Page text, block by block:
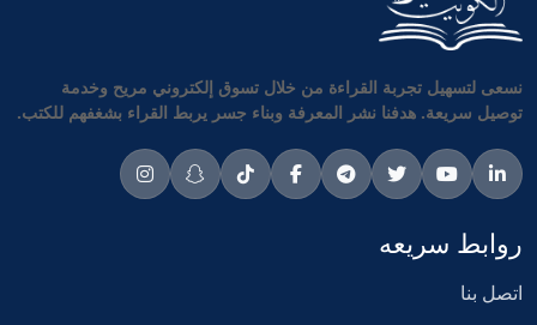
نسعى لتسهيل تجربة القراءة من خلال تسوق إلكتروني مريح وخدمة
توصيل سريعة. هدفنا نشر المعرفة وبناء جسر يربط القراء بشغفهم للكتب.
روابط سريعه
اتصل بنا